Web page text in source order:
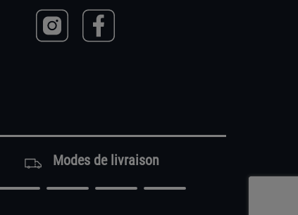
Modes de livraison